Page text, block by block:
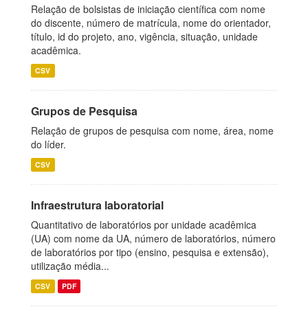
Relação de bolsistas de iniciação científica com nome
do discente, número de matrícula, nome do orientador,
título, id do projeto, ano, vigência, situação, unidade
acadêmica.
CSV
Grupos de Pesquisa
Relação de grupos de pesquisa com nome, área, nome
do líder.
CSV
Infraestrutura laboratorial
Quantitativo de laboratórios por unidade acadêmica
(UA) com nome da UA, número de laboratórios, número
de laboratórios por tipo (ensino, pesquisa e extensão),
utilização média...
CSV PDF